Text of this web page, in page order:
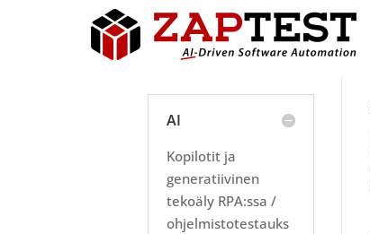
AI
Kopilotit ja
generatiivinen
tekoäly RPA:ssa /
ohjelmistotestauks